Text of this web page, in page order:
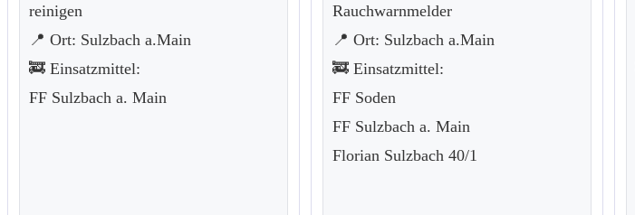
reinigen
📍 Ort: Sulzbach a.Main
🚒 Einsatzmittel:
FF Sulzbach a. Main
Rauchwarnmelder
📍 Ort: Sulzbach a.Main
🚒 Einsatzmittel:
FF Soden
FF Sulzbach a. Main
Florian Sulzbach 40/1